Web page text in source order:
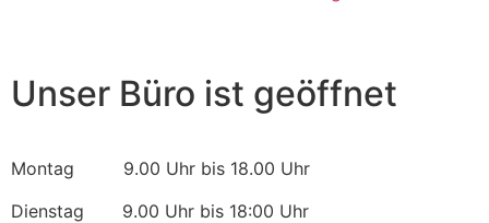
Unser Büro ist geöffnet
Montag 9.00 Uhr bis 18.00 Uhr
Dienstag 9.00 Uhr bis 18:00 Uhr